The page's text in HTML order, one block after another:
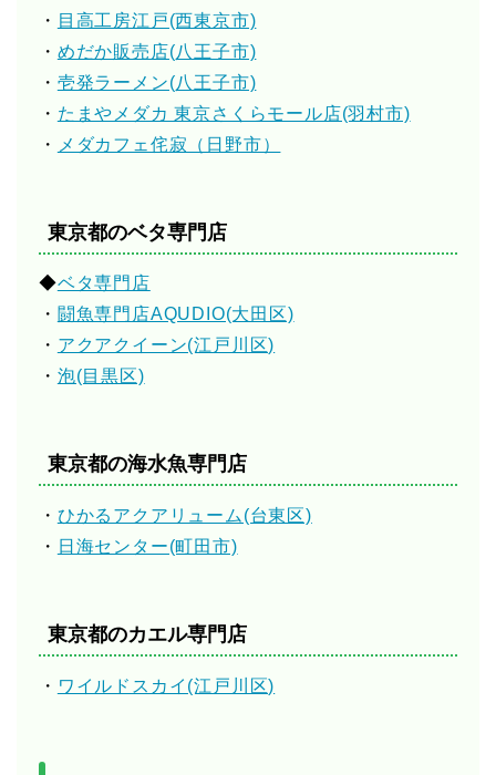
・ 目高工房江戸(西東京市)
・ めだか販売店(八王子市)
・ 壱発ラーメン(八王子市)
・ たまやメダカ 東京さくらモール店(羽村市)
・
メダカフェ侘寂（日野市）
東京都のベタ専門店
◆ベタ専門店
・ 闘魚専門店AQUDIO(大田区)
・ アクアクイーン(江戸川区)
・ 泡(目黒区)
東京都の海水魚専門店
・ ひかるアクアリューム(台東区)
・ 日海センター(町田市)
東京都のカエル専門店
・ ワイルドスカイ(江戸川区)